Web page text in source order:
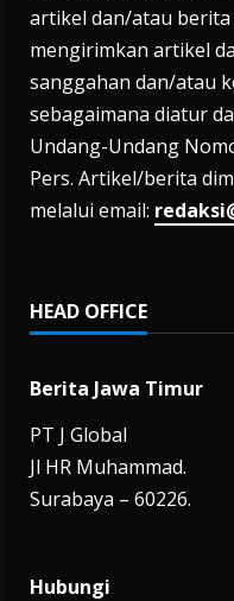
artikel dan/atau
mengirimkan artikel
sanggahan dan/atau
sebagaimana diatur
Undang-Undang
Pers. Artikel/berita
melalui email:
HEAD OFFICE
Berita Jawa Timur
PT J Global
Jl HR Muhammad.
Surabaya – 60226.
Hubungi